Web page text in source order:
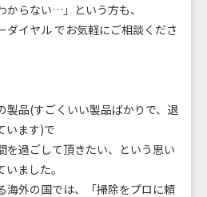
からない…」という方も、
ダイヤル でお気軽にご相談くださ
製品(すごくいい製品ばかりで、退
います)で
を過ごして頂きたい、という思い
ました。
海外の国では、「掃除をプロに頼